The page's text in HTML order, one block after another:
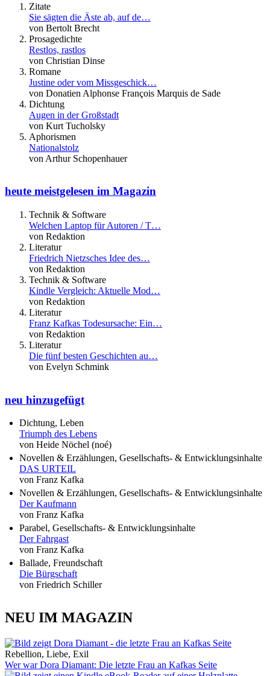
Zitate
Sie sägten die Äste ab, auf de…
von Bertolt Brecht
Prosagedichte
Restlos, rastlos
von Christian Dinse
Romane
Justine oder vom Missgeschick…
von Donatien Alphonse François Marquis de Sade
Dichtung
Augen in der Großstadt
von Kurt Tucholsky
Aphorismen
Nationalstolz
von Arthur Schopenhauer
heute meistgelesen im Magazin
Technik & Software
Welchen Laptop für Autoren / T…
von Redaktion
Literatur
Friedrich Nietzsches Idee des…
von Redaktion
Technik & Software
Kindle Vergleich: Aktuelle Mod…
von Redaktion
Literatur
Franz Kafkas Todesursache: Ein…
von Redaktion
Literatur
Die fünf besten Geschichten au…
von Evelyn Schmink
neu hinzugefügt
Dichtung, Leben
Triumph des Lebens
von Heide Nöchel (noé)
Novellen & Erzählungen, Gesellschafts- & Entwicklungsinhalte
DAS URTEIL
von Franz Kafka
Novellen & Erzählungen, Gesellschafts- & Entwicklungsinhalte
Der Kaufmann
von Franz Kafka
Parabel, Gesellschafts- & Entwicklungsinhalte
Der Fahrgast
von Franz Kafka
Ballade, Freundschaft
Die Bürgschaft
von Friedrich Schiller
NEU IM MAGAZIN
Rebellion, Liebe, Exil
Wer war Dora Diamant: Die letzte Frau an Kafkas Seite